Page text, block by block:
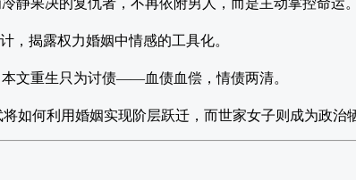
，揭露权力婚姻中情感的工具化。
文重生只为讨债——血债血偿，情债两清。
如何利用婚姻实现阶层跃迁，而世家女子则成为政治